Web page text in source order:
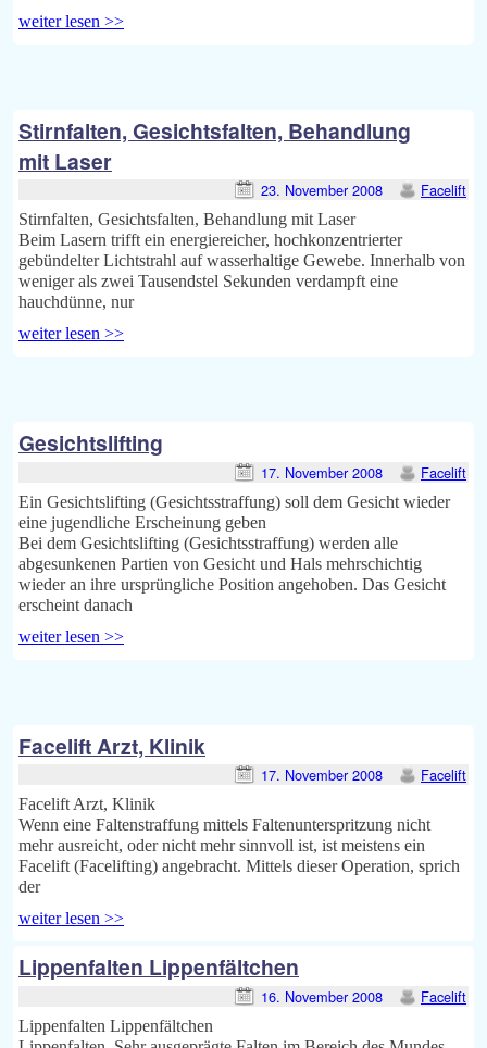
weiter lesen >>
Stirnfalten, Gesichtsfalten, Behandlung
mit Laser
23. November 2008 Facelift
Stirnfalten, Gesichtsfalten, Behandlung mit Laser
Beim Lasern trifft ein energiereicher, hochkonzentrierter
gebündelter Lichtstrahl auf wasserhaltige Gewebe. Innerhalb von
weniger als zwei Tausendstel Sekunden verdampft eine
hauchdünne, nur
weiter lesen >>
Gesichtslifting
17. November 2008 Facelift
Ein Gesichtslifting (Gesichtsstraffung) soll dem Gesicht wieder
eine jugendliche Erscheinung geben
Bei dem Gesichtslifting (Gesichtsstraffung) werden alle
abgesunkenen Partien von Gesicht und Hals mehrschichtig
wieder an ihre ursprüngliche Position angehoben. Das Gesicht
erscheint danach
weiter lesen >>
Facelift Arzt, Klinik
17. November 2008 Facelift
Facelift Arzt, Klinik
Wenn eine Faltenstraffung mittels Faltenunterspritzung nicht
mehr ausreicht, oder nicht mehr sinnvoll ist, ist meistens ein
Facelift (Facelifting) angebracht. Mittels dieser Operation, sprich
der
weiter lesen >>
Lippenfalten Lippenfältchen
16. November 2008 Facelift
Lippenfalten Lippenfältchen